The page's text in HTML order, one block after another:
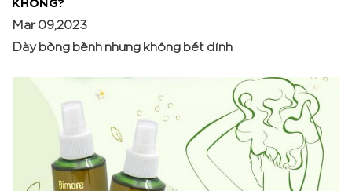
Mar 09,2023
Dày bồng bềnh nhưng không bết dính